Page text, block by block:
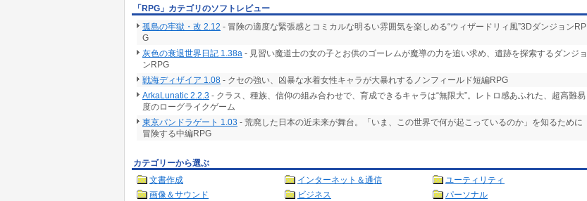
「RPG」カテゴリのソフトレビュー
孤島の牢獄・改 2.12 - 冒険の適度な緊張感とコミカルな明るい雰囲気を楽しめる“ウィザードリィ風”3DダンジョンRP
G
灰色の衰退世界日記 1.38a - 見習い魔道士の女の子とお供のゴーレムが魔導の力を追い求め、遺跡を探索するダンジョ
ンRPG
戦海ディザイア 1.08 - クセの強い、凶暴な水着女性キャラが大暴れするノンフィールド短編RPG
ArkaLunatic 2.2.3 - クラス、種族、信仰の組み合わせで、育成できるキャラは“無限大”。レトロ感あふれた、超高難易
度のローグライクゲーム
東京パンドラゲート 1.03 - 荒廃した日本の近未来が舞台。「いま、この世界で何が起こっているのか」を知るために
冒険する中編RPG
カテゴリーから選ぶ
文書作成
インターネット＆通信
ユーティリティ
画像＆サウンド
ビジネス
パーソナル